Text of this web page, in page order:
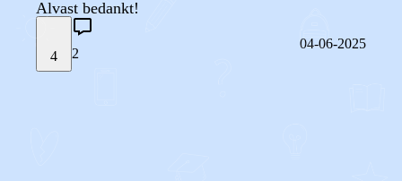
Alvast bedankt!
4 2
04-06-2025